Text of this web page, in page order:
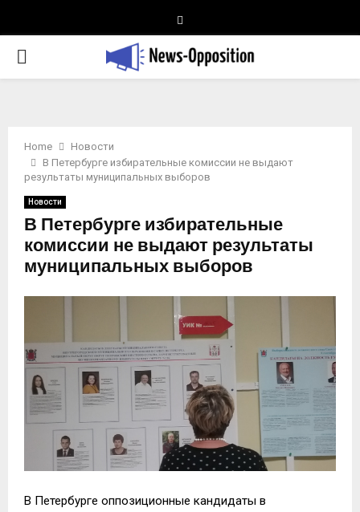
PRIMARY
Home
Новости
В Петербурге избирательные комиссии не выдают
результаты муниципальных выборов
Новости
В Петербурге избирательные
комиссии не выдают результаты
муниципальных выборов
В Петербурге оппозиционные кандидаты в